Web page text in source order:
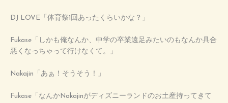
DJ LOVE「体育祭1回あったくらいかな？」
Fukase「しかも俺なんか、中学の卒業遠足みたいのもなんか具合
悪くなっちゃって行けなくて。」
Nakajin「あぁ！そうそう！」
Fukase「なんかNakajinがディズニーランドのお土産持ってきて